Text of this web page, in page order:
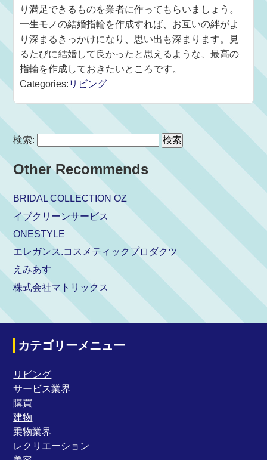
り満足できるものを業者に作ってもらいましょう。
一生モノの結婚指輪を作成すれば、お互いの絆がよ
り深まるきっかけになり、思い出も深まります。見
るたびに結婚して良かったと思えるような、最高の
指輪を作成しておきたいところです。
Categories: リビング
検索:
Other Recommends
BRIDAL COLLECTION OZ
イブクリーンサービス
ONESTYLE
エレガンス.コスメティックプロダクツ
えみあす
株式会社マトリックス
カテゴリーメニュー
リビング
サービス業界
購買
建物
乗物業界
レクリエーション